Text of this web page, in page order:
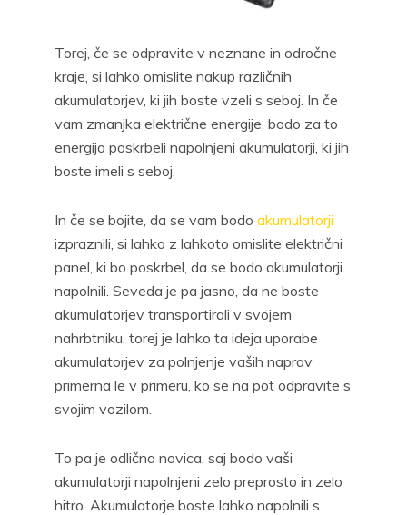
Torej, če se odpravite v neznane in odročne
kraje, si lahko omislite nakup različnih
akumulatorjev, ki jih boste vzeli s seboj. In če
vam zmanjka električne energije, bodo za to
energijo poskrbeli napolnjeni akumulatorji, ki jih
boste imeli s seboj.
In če se bojite, da se vam bodo akumulatorji
izpraznili, si lahko z lahkoto omislite električni
panel, ki bo poskrbel, da se bodo akumulatorji
napolnili. Seveda je pa jasno, da ne boste
akumulatorjev transportirali v svojem
nahrbtniku, torej je lahko ta ideja uporabe
akumulatorjev za polnjenje vaših naprav
primerna le v primeru, ko se na pot odpravite s
svojim vozilom.
To pa je odlična novica, saj bodo vaši
akumulatorji napolnjeni zelo preprosto in zelo
hitro. Akumulatorje boste lahko napolnili s